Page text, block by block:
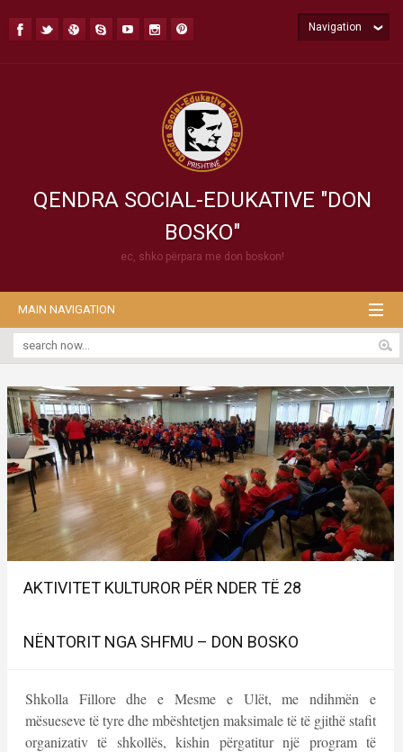
QENDRA SOCIAL-EDUKATIVE "DON
BOSKO"
ec, shko përpara me don boskon!
Navigation
MAIN NAVIGATION
AKTIVITET KULTUROR PËR NDER TË 28
NËNTORIT NGA SHFMU – DON BOSKO
Shkolla Fillore dhe e Mesme e Ulët, me ndihmën e
mësueseve të tyre dhe mbështetjen maksimale të të gjithë stafit
organizativ të shkollës, kishin përgatitur një program të